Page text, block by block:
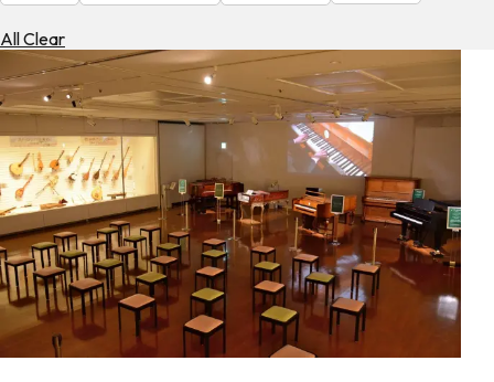
All Clear